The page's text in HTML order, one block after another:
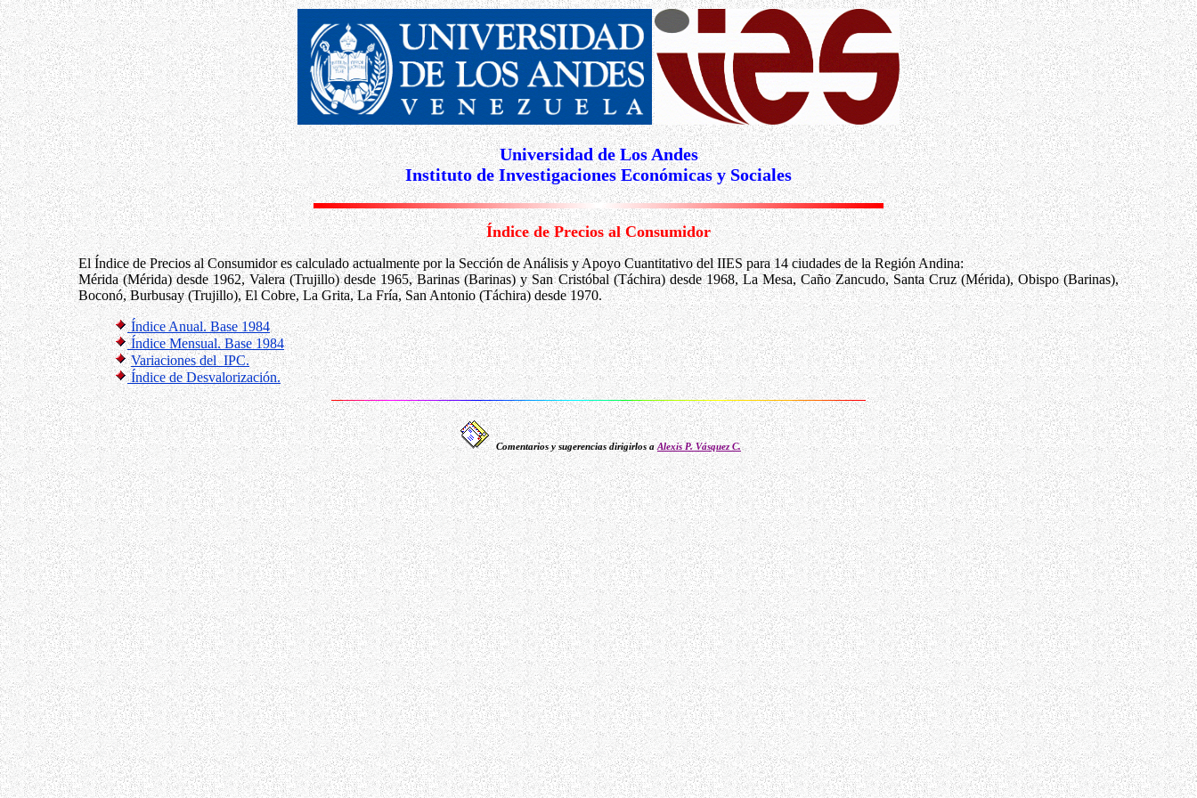
Universidad de Los Andes
Instituto de Investigaciones Económicas y Sociales
Índice de Precios al Consumidor
El Índice de Precios al Consumidor es calculado actualmente por la Sección de Análisis y Apoyo Cuantitativo del IIES para 14 ciudades de la Región Andina:
Mérida (Mérida) desde 1962, Valera (Trujillo) desde 1965, Barinas (Barinas) y San Cristóbal (Táchira) desde 1968, La Mesa, Caño Zancudo, Santa Cruz (Mérida), Obispo (Barinas),
Boconó, Burbusay (Trujillo), El Cobre, La Grita, La Fría, San Antonio (Táchira) desde 1970.
Índice Anual. Base 1984
Índice Mensual. Base 1984
Variaciones del IPC.
Índice de Desvalorización.
Comentarios y sugerencias dirigirlos a Alexis P. Vásquez C.